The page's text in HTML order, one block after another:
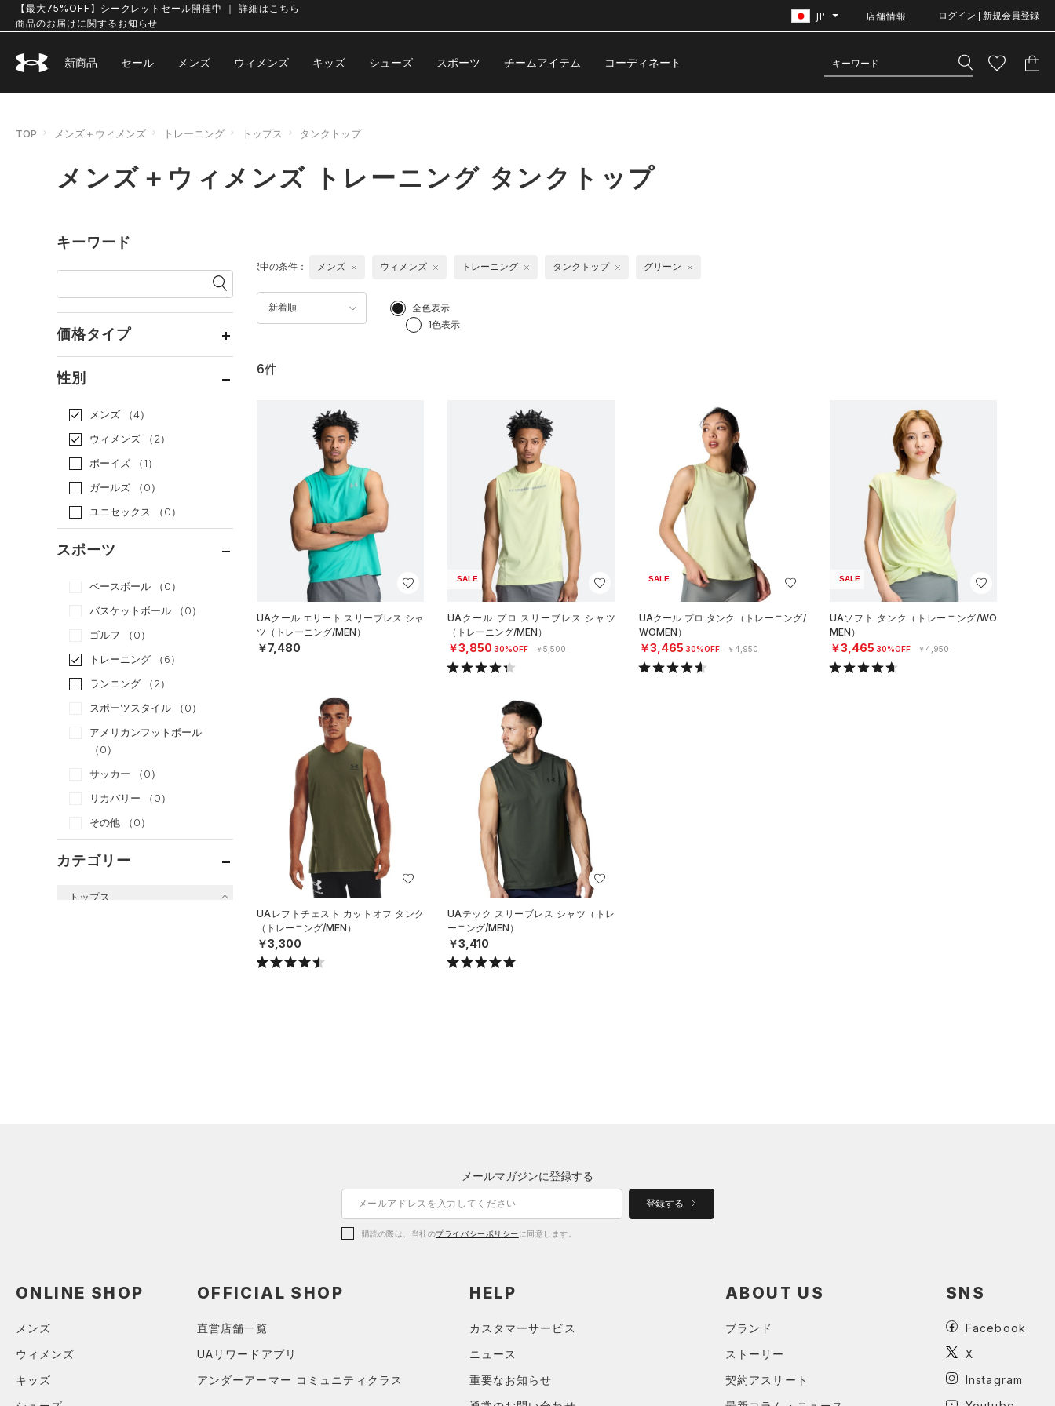
【最大75%OFF】シークレットセール開催中 ｜ 詳細はこちら
商品のお届けに関するお知らせ
JP 店舗情報 ログイン | 新規会員登録
新商品 セール メンズ ウィメンズ キッズ シューズ スポーツ チームアイテム コーディネート
TOP メンズ＋ウィメンズ トレーニング トップス タンクトップ
メンズ＋ウィメンズ トレーニング タンクトップ
キーワード
価格タイプ
性別
メンズ
（4）
ウィメンズ
（2）
ボーイズ
（1）
ガールズ
（0）
ユニセックス
（0）
スポーツ
ベースボール
（0）
バスケットボール
（0）
ゴルフ
（0）
トレーニング
（6）
ランニング
（2）
スポーツスタイル
（0）
アメリカンフットボール
（0）
サッカー
（0）
リカバリー
（0）
その他
（0）
カテゴリー
トップス
シューズ
新着順
全色表示
1色表示
選択中の条件： メンズ ウィメンズ トレーニング タンクトップ グリーン
6件
UAクール エリート スリーブレス シャ
ツ（トレーニング/MEN）
￥7,480
SALE
UAクール プロ スリーブレス シャツ
（トレーニング/MEN）
￥3,850 30%OFF ￥5,500
SALE
UAクール プロ タンク（トレーニング/
WOMEN）
￥3,465 30%OFF ￥4,950
SALE
UAソフト タンク（トレーニング/WO
MEN）
￥3,465 30%OFF ￥4,950
UAレフトチェスト カットオフ タンク
（トレーニング/MEN）
￥3,300
UAテック スリーブレス シャツ（トレ
ーニング/MEN）
￥3,410
メールマガジンに登録する
登録する
購読の際は、当社のプライバシーポリシー に同意します。
ONLINE SHOP
メンズ
ウィメンズ
キッズ
OFFICIAL SHOP
直営店舗一覧
UAリワードアプリ
アンダーアーマー コミュニティクラス
HELP
カスタマーサービス
ニュース
重要なお知らせ
ABOUT US
ブランド
ストーリー
契約アスリート
SNS
Facebook
X
Instagram